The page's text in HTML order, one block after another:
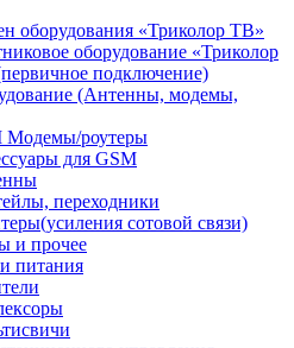
оборудования «Триколор ТВ»
оборудование «Триколор
подключение)
(Антенны, модемы,
Модемы/роутеры
для GSM
переходники
сотовой связи)
и прочее
питания